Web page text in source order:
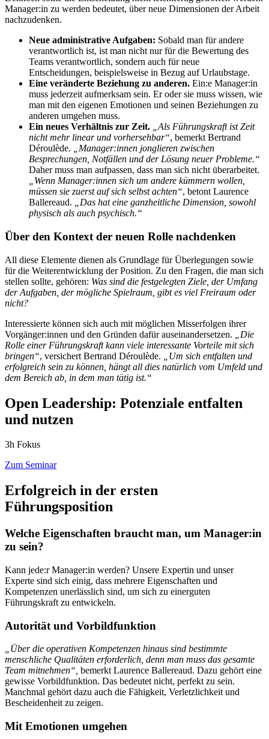
Manager:in zu werden bedeutet, über neue Dimensionen der Arbeit
nachzudenken.
Neue administrative Aufgaben: Sobald man für andere
verantwortlich ist, ist man nicht nur für die Bewertung des
Teams verantwortlich, sondern auch für neue
Entscheidungen, beispielsweise in Bezug auf Urlaubstage.
Eine veränderte Beziehung zu anderen. Ein:e Manager:in
muss jederzeit aufmerksam sein. Er oder sie muss wissen, wie
man mit den eigenen Emotionen und seinen Beziehungen zu
anderen umgehen muss.
Ein neues Verhältnis zur Zeit.
„Als Führungskraft ist Zeit
nicht mehr linear und vorhersehbar“, bemerkt Bertrand
Déroulède.
„Manager:innen jonglieren zwischen
Besprechungen, Notfällen und der Lösung neuer Probleme.“
Daher muss man aufpassen, dass man sich nicht überarbeitet.
„Wenn Manager:innen sich um andere kümmern wollen,
müssen sie zuerst auf sich selbst achten“, betont Laurence
Ballereaud.
„Das hat eine ganzheitliche Dimension, sowohl
physisch als auch psychisch.“
Über den Kontext der neuen Rolle nachdenken
All diese Elemente dienen als Grundlage für Überlegungen sowie
für die Weiterentwicklung der Position. Zu den Fragen, die man sich
stellen sollte, gehören: Was sind die festgelegten Ziele, der Umfang
der Aufgaben, der mögliche Spielraum, gibt es viel Freiraum oder
nicht?
Interessierte können sich auch mit möglichen Misserfolgen ihrer
Vorgänger:innen und den Gründen dafür auseinandersetzen.
„Die
Rolle einer Führungskraft kann viele interessante Vorteile mit sich
bringen“, versichert Bertrand Déroulède.
„Um sich entfalten und
erfolgreich sein zu können, hängt all dies natürlich vom Umfeld und
dem Bereich ab, in dem man tätig ist.“
Open Leadership: Potenziale entfalten
und nutzen
3h Fokus
Zum Seminar
Erfolgreich in der ersten
Führungsposition
Welche Eigenschaften braucht man, um Manager:in
zu sein?
Kann jede:r Manager:in werden? Unsere Expertin und unser
Experte sind sich einig, dass mehrere Eigenschaften und
Kompetenzen unerlässlich sind, um sich zu einerguten
Führungskraft zu entwickeln.
Autorität und Vorbildfunktion
„Über die operativen Kompetenzen hinaus sind bestimmte
menschliche Qualitäten erforderlich, denn man muss das gesamte
Team mitnehmen“, bemerkt Laurence Ballereaud. Dazu gehört eine
gewisse Vorbildfunktion. Das bedeutet nicht, perfekt zu sein.
Manchmal gehört dazu auch die Fähigkeit, Verletzlichkeit und
Bescheidenheit zu zeigen.
Mit Emotionen umgehen